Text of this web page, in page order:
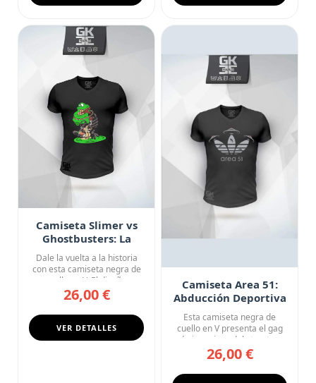
Camiseta Slimer vs
Ghostbusters: La
Venganza de
Moquete
Dale la vuelta a la historia
con esta camiseta negra de
cuello en V. El diseñ...
26,00 €
VER DETALLES
Camiseta Area 51:
Abducción Deportiva
Esta camiseta negra de
cuello en V presenta el gag
más ingenioso del streetwe...
26,00 €